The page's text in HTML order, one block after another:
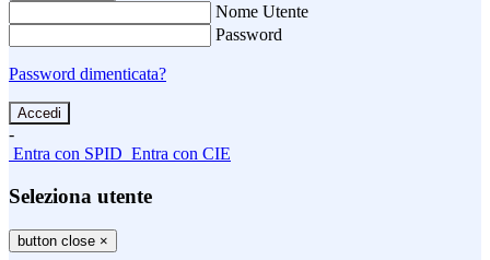
Nome Utente
Password
Password dimenticata?
-
Entra con SPID Entra con CIE
Seleziona utente
button close ×